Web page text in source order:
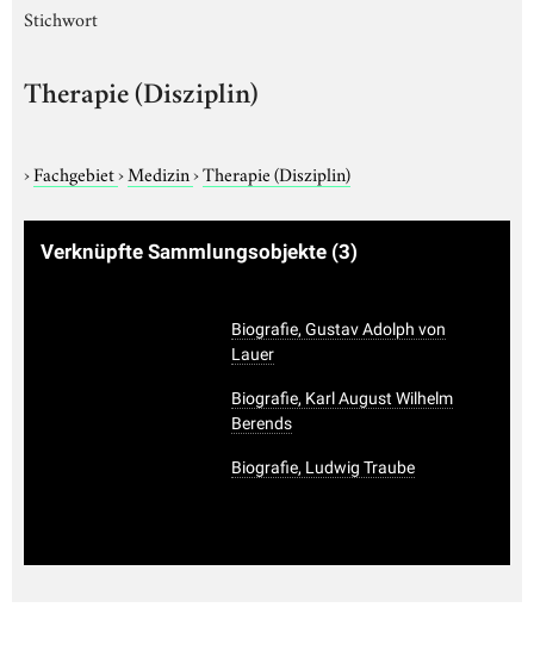
Stichwort
Therapie (Disziplin)
›Fachgebiet›Medizin›Therapie (Disziplin)
Verknüpfte Sammlungsobjekte (3)
Biografie, Gustav Adolph von
Lauer
Biografie, Karl August Wilhelm
Berends
Biografie, Ludwig Traube